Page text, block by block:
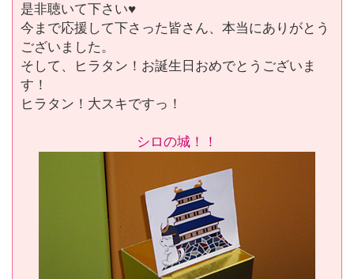
是非聴いて下さい♥
今まで応援して下さった皆さん、本当にありがとう
ございました。
そして、ヒラタン！お誕生日おめでとうございま
す！
ヒラタン！大スキですっ！
シロの城！！